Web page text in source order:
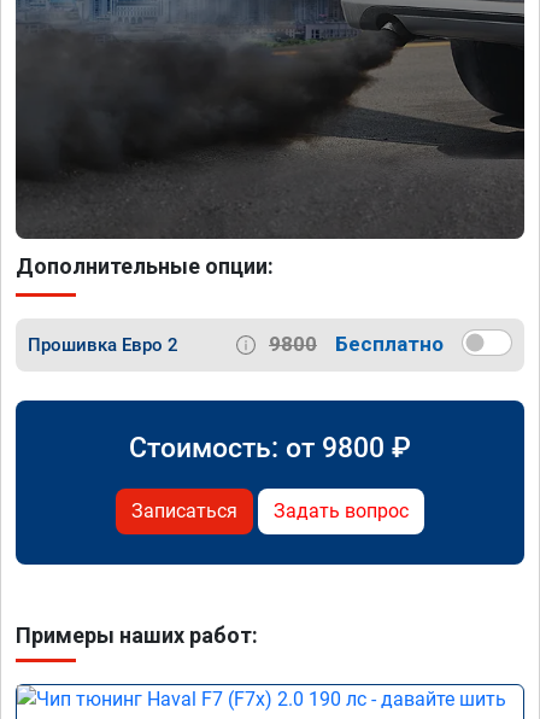
Дополнительные опции:
Прошивка Евро 2 9800 Бесплатно
Стоимость: от 9800 ₽
Записаться Задать вопрос
Примеры наших работ: